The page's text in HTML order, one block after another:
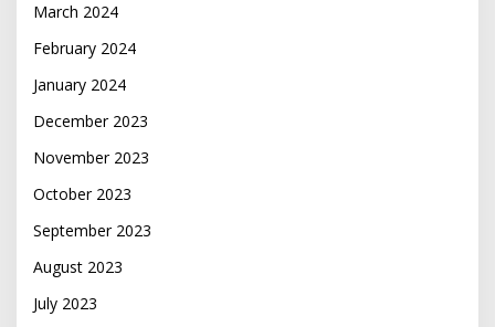
March 2024
February 2024
January 2024
December 2023
November 2023
October 2023
September 2023
August 2023
July 2023